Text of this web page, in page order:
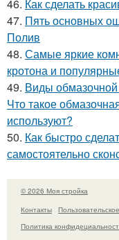
46. Как сделать
47. Пять основных
Полив
48. Самые яркие
кротона и
49. Виды
Что такое
используют?
50. Как быстро
самостоятельно
© 2026 Моя стройка
Контакты
Политика